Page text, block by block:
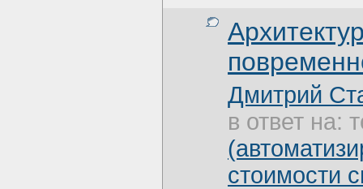
Дмитрий
в ответ на:
стоимости